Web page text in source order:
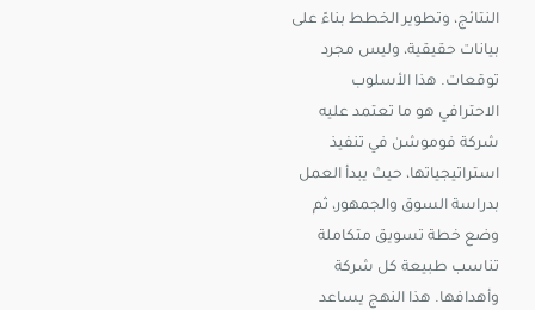
النتائج، وتطوير الخطط بناءً على
بيانات حقيقية، وليس مجرد
توقعات. هذا الأسلوب
الاحترافي هو ما تعتمد عليه
شركة فوموشن في تنفيذ
استراتيجياتها، حيث يبدأ العمل
بدراسة السوق والجمهور، ثم
وضع خطة تسويق متكاملة
تناسب طبيعة كل شركة
وأهدافها. هذا النهج يساعد